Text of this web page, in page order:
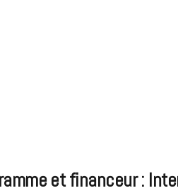
et financeur :